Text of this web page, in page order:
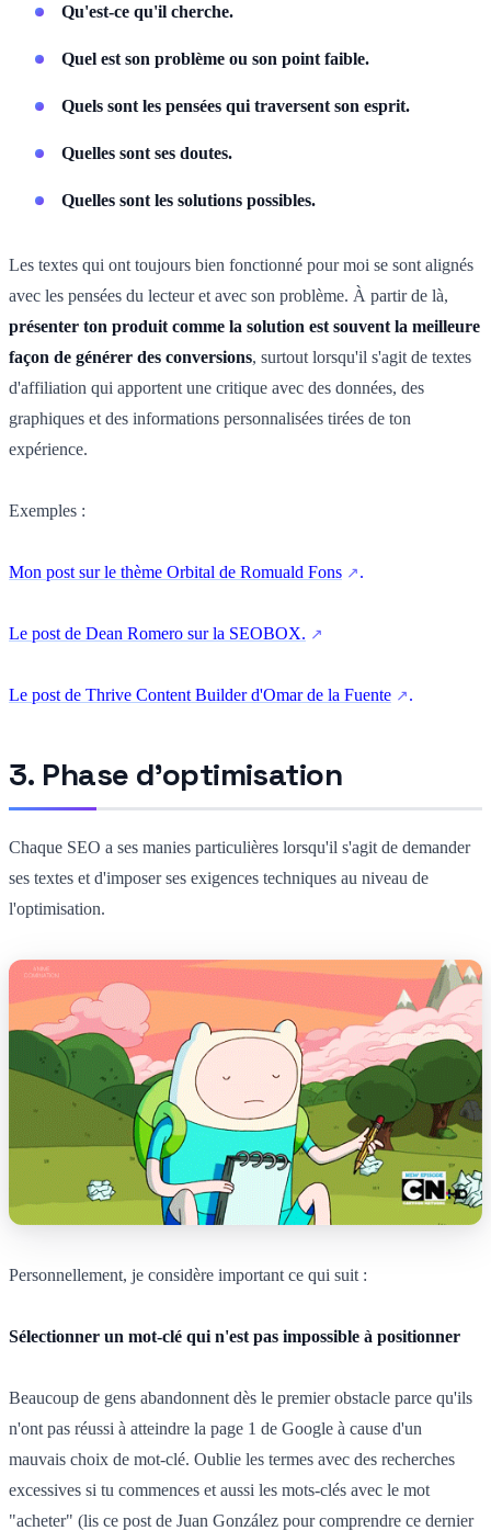
Qu'est-ce qu'il cherche.
Quel est son problème ou son point faible.
Quels sont les pensées qui traversent son esprit.
Quelles sont ses doutes.
Quelles sont les solutions possibles.
Les textes qui ont toujours bien fonctionné pour moi se sont alignés
avec les pensées du lecteur et avec son problème. À partir de là,
présenter ton produit comme la solution est souvent la meilleure
façon de générer des conversions, surtout lorsqu'il s'agit de textes
d'affiliation qui apportent une critique avec des données, des
graphiques et des informations personnalisées tirées de ton
expérience.
Exemples :
Mon post sur le thème Orbital de Romuald Fons .
Le post de Dean Romero sur la SEOBOX.
Le post de Thrive Content Builder d'Omar de la Fuente .
3. Phase d'optimisation
Chaque SEO a ses manies particulières lorsqu'il s'agit de demander
ses textes et d'imposer ses exigences techniques au niveau de
l'optimisation.
Personnellement, je considère important ce qui suit :
Sélectionner un mot-clé qui n'est pas impossible à positionner
Beaucoup de gens abandonnent dès le premier obstacle parce qu'ils
n'ont pas réussi à atteindre la page 1 de Google à cause d'un
mauvais choix de mot-clé. Oublie les termes avec des recherches
excessives si tu commences et aussi les mots-clés avec le mot
"acheter" (lis ce post de Juan González pour comprendre ce dernier